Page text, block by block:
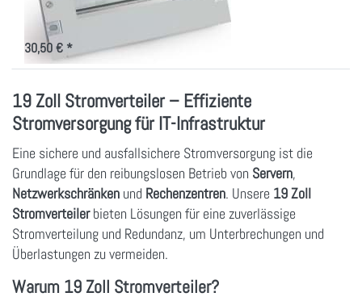
Schutzschalterleiste für 10"-
Technik
30,50 € *
19 Zoll Stromverteiler – Effiziente
Stromversorgung für IT-Infrastruktur
Eine sichere und ausfallsichere Stromversorgung ist die
Grundlage für den reibungslosen Betrieb von Servern,
Netzwerkschränken und Rechenzentren. Unsere 19 Zoll
Stromverteilerbieten Lösungen für eine zuverlässige
Stromverteilung und Redundanz, um Unterbrechungen und
Überlastungen zu vermeiden.
Warum 19 Zoll Stromverteiler?